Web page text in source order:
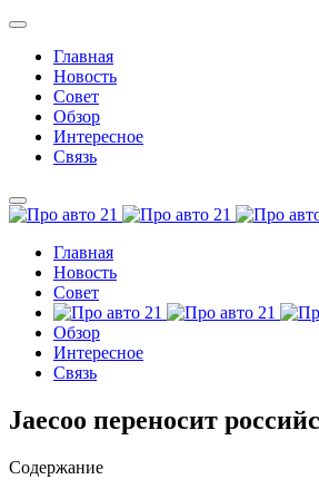
Главная
Новость
Совет
Обзор
Интересное
Связь
Главная
Новость
Совет
Обзор
Интересное
Связь
Jaecoo переносит
Содержание